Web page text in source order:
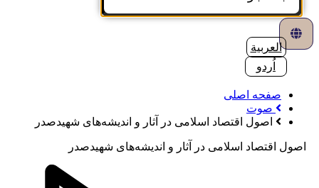
العربية
اُردو
صفحه اصلی
صوت
اصول اقتصاد اسلامی در آثار و اندیشه‌های شهیدصدر
اصول اقتصاد اسلامی در آثار و اندیشه‌های شهیدصدر